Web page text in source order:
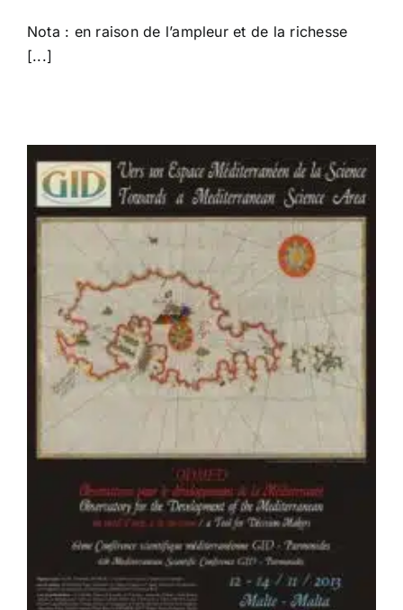
Nota : en raison de l’ampleur et de la richesse
[...]